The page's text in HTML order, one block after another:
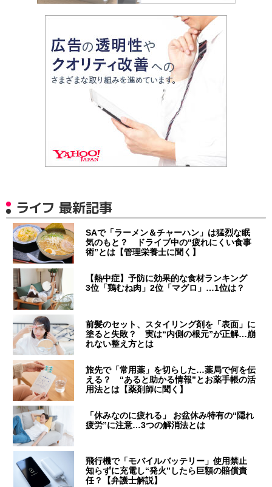
ライフ 最新記事
SAで「ラーメン＆チャーハン」は猛烈な眠
気のもと？ ドライブ中の“疲れにくい食事
術”とは【管理栄養士に聞く】
【熱中症】予防に効果的な食材ランキング
3位「鶏むね肉」2位「マグロ」…1位は？
前髪のセット、スタイリング剤を「表面」に
塗ると失敗？ 実は“内側の根元”が正解…崩
れない整え方とは
旅先で「常用薬」を切らした…薬局で何を伝
える？ “あると助かる情報”とお薬手帳の活
用法とは【薬剤師に聞く】
「休みなのに疲れる」 お盆休み特有の“隠れ
疲労”に注意…3つの解消法とは
飛行機で「モバイルバッテリー」使用禁止
知らずに充電し“発火”したら巨額の賠償責
任？【弁護士解説】